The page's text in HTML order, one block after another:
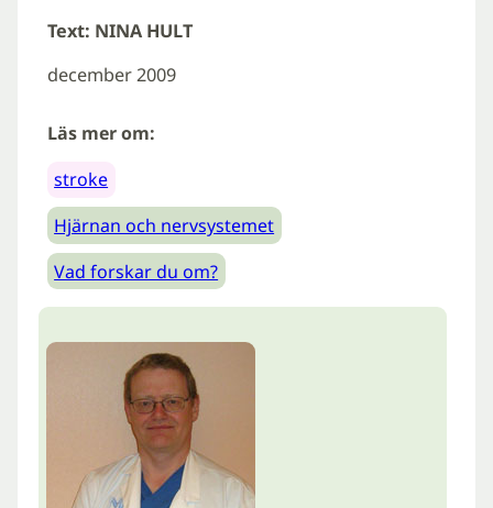
Text: NINA HULT
december 2009
Läs mer om:
stroke
Hjärnan och nervsystemet
Vad forskar du om?